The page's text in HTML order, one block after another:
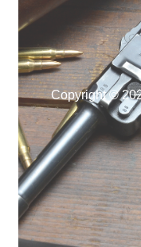
Copyright ©